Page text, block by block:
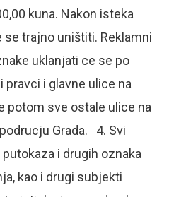
kuna. Nakon isteka
se trajno uništiti. Reklamni
uklanjati ce se po
i glavne ulice na
potom sve ostale ulice na
Grada. 4. Svi
i drugih oznaka
kao i drugi subjekti